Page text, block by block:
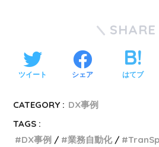
SHARE
ツイート シェア はてブ
CATEGORY : DX事例
TAGS :
DX事例
業務自動化